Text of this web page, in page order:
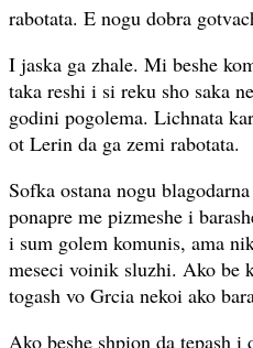
rabotata. E nogu dobra
I jaska ga zhale. Mi beshe
taka reshi i si reku sho saka
godini pogolema. Lichnata
ot Lerin da ga zemi rabotata.
Sofka ostana nogu
ponapre me pizmeshe i
i sum golem komunis, ama
meseci voinik sluzhi. Ako be
togash vo Grcia nekoi ako
Ako beshe shpion da tepash